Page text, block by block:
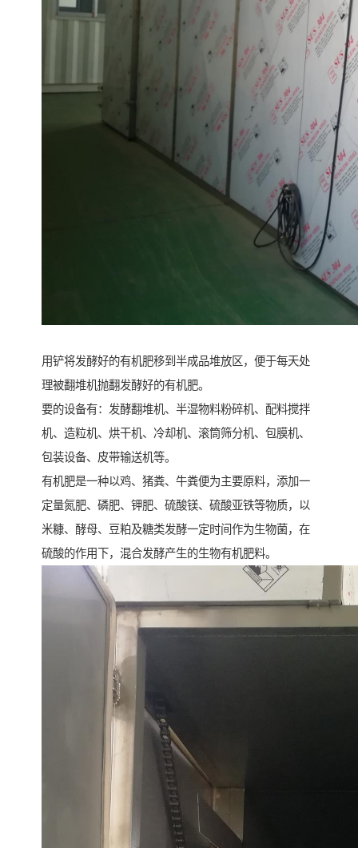
用铲将发酵好的有机肥移到半成品堆放区，便于每天处
理被翻堆机抛翻发酵好的有机肥。
要的设备有：发酵翻堆机、半湿物料粉碎机、配料搅拌
机、造粒机、烘干机、冷却机、滚筒筛分机、包膜机、
包装设备、皮带输送机等。
有机肥是一种以鸡、猪粪、牛粪便为主要原料，添加一
定量氮肥、磷肥、钾肥、硫酸镁、硫酸亚铁等物质，以
米糠、酵母、豆粕及糖类发酵一定时间作为生物菌，在
硫酸的作用下，混合发酵产生的生物有机肥料。